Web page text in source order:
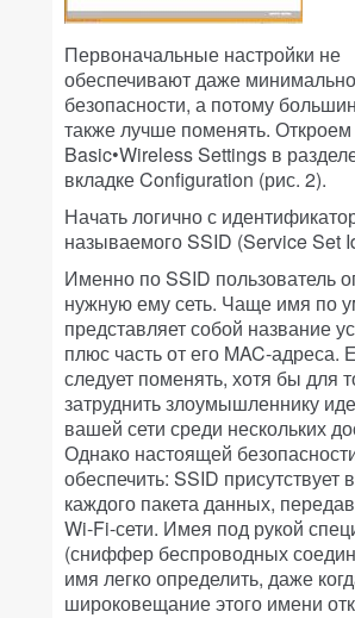
Первоначальные настройки не
обеспечивают даже
безопасности, а потому
также лучше поменять.
Basic•Wireless Settings в
вкладке Configuration (рис. 2).
Начать логично с
называемого SSID (Service Set
Именно по SSID пользователь
нужную ему сеть. Чаще имя по
представляет собой название
плюс часть от его MAC-адреса.
следует поменять, хотя бы для
затруднить злоумышленнику
вашей сети среди нескольких
Однако настоящей
обеспечить: SSID присутствует
каждого пакета данных,
Wi-Fi-сети. Имея под рукой
(сниффер беспроводных
имя легко определить, даже
широковещание этого имени